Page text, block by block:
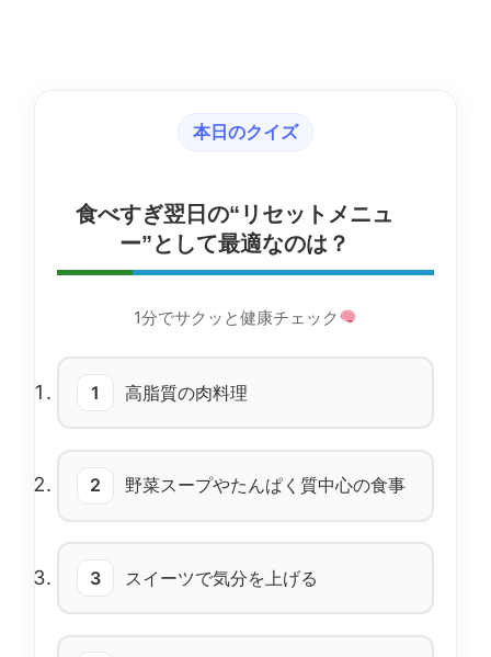
本日のクイズ
食べすぎ翌日の“リセットメニュ
ー”として最適なのは？
1分でサクッと健康チェック
1 高脂質の肉料理
2 野菜スープやたんぱく質中心の食事
3 スイーツで気分を上げる